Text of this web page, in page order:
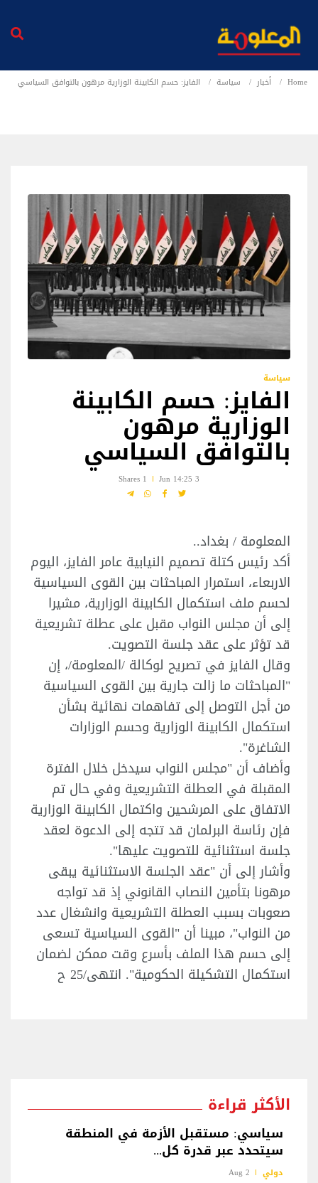
Home أخبار سياسة الفايز: حسم الكابينة الوزارية مرهون بالتوافق السياسي
سياسة
الفايز: حسم الكابينة
الوزارية مرهون
بالتوافق السياسي
3 Jun 14:25
1 Shares
المعلومة / بغداد..
أكد رئيس كتلة تصميم النيابية عامر الفايز، اليوم
الاربعاء، استمرار المباحثات بين القوى السياسية
لحسم ملف استكمال الكابينة الوزارية، مشيرا
إلى أن مجلس النواب مقبل على عطلة تشريعية
قد تؤثر على عقد جلسة التصويت.
وقال الفايز في تصريح لوكالة /المعلومة/، إن
"المباحثات ما زالت جارية بين القوى السياسية
من أجل التوصل إلى تفاهمات نهائية بشأن
استكمال الكابينة الوزارية وحسم الوزارات
الشاغرة".
وأضاف أن "مجلس النواب سيدخل خلال الفترة
المقبلة في العطلة التشريعية وفي حال تم
الاتفاق على المرشحين واكتمال الكابينة الوزارية
فإن رئاسة البرلمان قد تتجه إلى الدعوة لعقد
جلسة استثنائية للتصويت عليها".
وأشار إلى أن "عقد الجلسة الاستثنائية يبقى
مرهونا بتأمين النصاب القانوني إذ قد تواجه
صعوبات بسبب العطلة التشريعية وانشغال عدد
من النواب"، مبينا أن "القوى السياسية تسعى
إلى حسم هذا الملف بأسرع وقت ممكن لضمان
استكمال التشكيلة الحكومية". انتهى/25 ح
الأكثر قراءة
سياسي: مستقبل الأزمة في المنطقة
سيتحدد عبر قدرة كل...
دولي 2 Aug